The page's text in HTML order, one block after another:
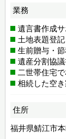
業務
遺言書作成サ
土地表題登記
生前贈与・
遺産分割協
二世帯住宅
相続した空
住所
福井県鯖江市